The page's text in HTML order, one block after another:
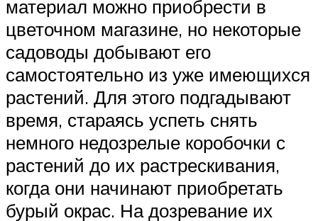
материал можно приобрести в
цветочном магазине, но некоторые
садоводы добывают его
самостоятельно из уже имеющихся
растений. Для этого подгадывают
время, стараясь успеть снять
немного недозрелые коробочки с
растений до их растрескивания,
когда они начинают приобретать
бурый окрас. На дозревание их